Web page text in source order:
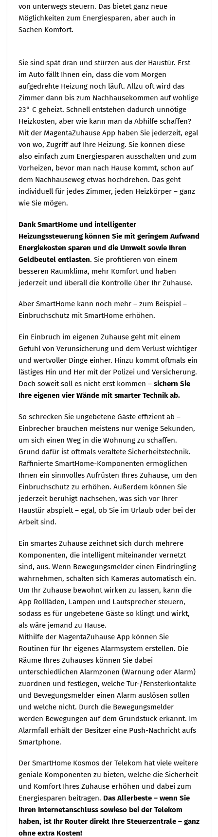
von unterwegs steuern. Das bietet ganz neue
Möglichkeiten zum Energiesparen, aber auch in
Sachen Komfort.
Sie sind spät dran und stürzen aus der Haustür. Erst
im Auto fällt Ihnen ein, dass die vom Morgen
aufgedrehte Heizung noch läuft. Allzu oft wird das
Zimmer dann bis zum Nachhausekommen auf wohlige
23° C geheizt. Schnell entstehen dadurch unnötige
Heizkosten, aber wie kann man da Abhilfe schaffen?
Mit der MagentaZuhause App haben Sie jederzeit, egal
von wo, Zugriff auf Ihre Heizung. Sie können diese
also einfach zum Energiesparen ausschalten und zum
Vorheizen, bevor man nach Hause kommt, schon auf
dem Nachhauseweg etwas hochdrehen. Das geht
individuell für jedes Zimmer, jeden Heizkörper – ganz
wie Sie mögen.
Dank SmartHome und intelligenter
Heizungssteuerung können Sie mit geringem Aufwand
Energiekosten sparen und die Umwelt sowie Ihren
Geldbeutel entlasten. Sie profitieren von einem
besseren Raumklima, mehr Komfort und haben
jederzeit und überall die Kontrolle über Ihr Zuhause.
Aber SmartHome kann noch mehr – zum Beispiel –
Einbruchschutz mit SmartHome erhöhen.
Ein Einbruch im eigenen Zuhause geht mit einem
Gefühl von Verunsicherung und dem Verlust wichtiger
und wertvoller Dinge einher. Hinzu kommt oftmals ein
lästiges Hin und Her mit der Polizei und Versicherung.
Doch soweit soll es nicht erst kommen – sichern Sie
Ihre eigenen vier Wände mit smarter Technik ab.
So schrecken Sie ungebetene Gäste effizient ab –
Einbrecher brauchen meistens nur wenige Sekunden,
um sich einen Weg in die Wohnung zu schaffen.
Grund dafür ist oftmals veraltete Sicherheitstechnik.
Raffinierte SmartHome-Komponenten ermöglichen
Ihnen ein sinnvolles Aufrüsten Ihres Zuhause, um den
Einbruchschutz zu erhöhen. Außerdem können Sie
jederzeit beruhigt nachsehen, was sich vor Ihrer
Haustür abspielt – egal, ob Sie im Urlaub oder bei der
Arbeit sind.
Ein smartes Zuhause zeichnet sich durch mehrere
Komponenten, die intelligent miteinander vernetzt
sind, aus. Wenn Bewegungsmelder einen Eindringling
wahrnehmen, schalten sich Kameras automatisch ein.
Um Ihr Zuhause bewohnt wirken zu lassen, kann die
App Rollläden, Lampen und Lautsprecher steuern,
sodass es für ungebetene Gäste so klingt und wirkt,
als wäre jemand zu Hause.
Mithilfe der MagentaZuhause App können Sie
Routinen für Ihr eigenes Alarmsystem erstellen. Die
Räume Ihres Zuhauses können Sie dabei
unterschiedlichen Alarmzonen (Warnung oder Alarm)
zuordnen und festlegen, welche Tür-/Fensterkontakte
und Bewegungsmelder einen Alarm auslösen sollen
und welche nicht. Durch die Bewegungsmelder
werden Bewegungen auf dem Grundstück erkannt. Im
Alarmfall erhält der Besitzer eine Push-Nachricht aufs
Smartphone.
Der SmartHome Kosmos der Telekom hat viele weitere
geniale Komponenten zu bieten, welche die Sicherheit
und Komfort Ihres Zuhause erhöhen und dabei zum
Energiesparen beitragen. Das Allerbeste – wenn Sie
Ihren Internetanschluss sowieso bei der Telekom
haben, ist Ihr Router direkt Ihre Steuerzentrale – ganz
ohne extra Kosten!